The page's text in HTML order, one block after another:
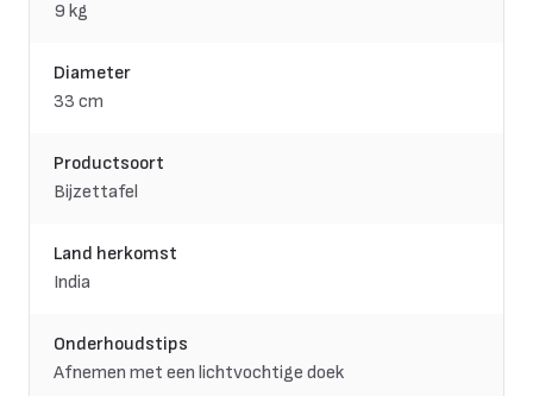
9 kg
Diameter
33 cm
Productsoort
Bijzettafel
Land herkomst
India
Onderhoudstips
Afnemen met een lichtvochtige doek